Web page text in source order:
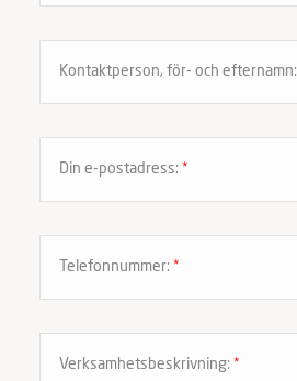
Kontaktperson, för- och efternamn:
Din e-postadress: *
Telefonnummer: *
Verksamhetsbeskrivning: *